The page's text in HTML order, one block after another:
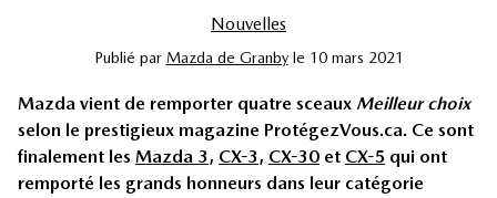
Nouvelles
Publié par Mazda de Granby le 10 mars 2021
Mazda vient de remporter quatre sceaux Meilleur choix
selon le prestigieux magazine ProtégezVous.ca. Ce sont
finalement les Mazda 3, CX-3, CX-30 et CX-5 qui ont
remporté les grands honneurs dans leur catégorie